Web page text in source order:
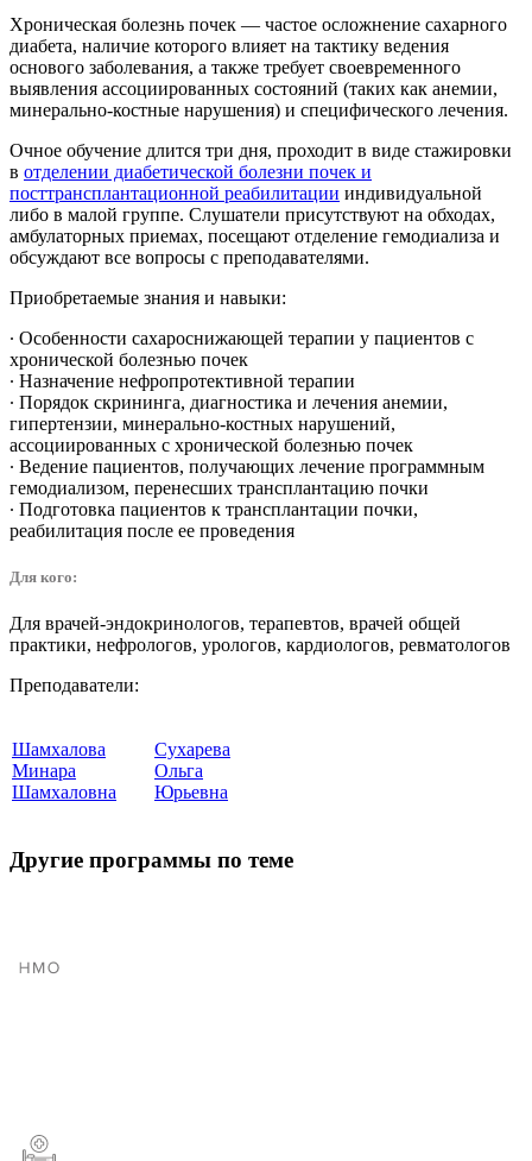
Хроническая болезнь почек — частое осложнение сахарного
диабета, наличие которого влияет на тактику ведения
основого заболевания, а также требует своевременного
выявления ассоциированных состояний (таких как анемии,
минерально-костные нарушения) и специфического лечения.
Очное обучение длится три дня, проходит в виде стажировки
в отделении диабетической болезни почек и
посттрансплантационной реабилитации индивидуальной
либо в малой группе. Слушатели присутствуют на обходах,
амбулаторных приемах, посещают отделение гемодиализа и
обсуждают все вопросы с преподавателями.
Приобретаемые знания и навыки:
∙ Особенности сахароснижающей терапии у пациентов с
хронической болезнью почек
∙ Назначение нефропротективной терапии
∙ Порядок скрининга, диагностика и лечения анемии,
гипертензии, минерально-костных нарушений,
ассоциированных с хронической болезнью почек
∙ Ведение пациентов, получающих лечение программным
гемодиализом, перенесших трансплантацию почки
∙ Подготовка пациентов к трансплантации почки,
реабилитация после ее проведения
Для кого:
Для врачей-эндокринологов, терапевтов, врачей общей
практики, нефрологов, урологов, кардиологов, ревматологов
Преподаватели:
Шамхалова
Минара
Шамхаловна
Сухарева
Ольга
Юрьевна
Другие программы по теме